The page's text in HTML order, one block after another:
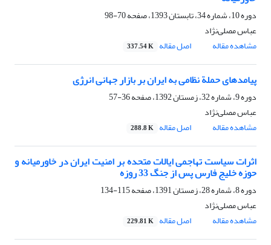
دوره 10، شماره 34، تابستان 1393، صفحه
70-98
عباس مصلی‌نژاد
مشاهده مقاله
اصل مقاله 337.54 K
پیامدهای حملة نظامی به ایران بر بازار جهانی انرژی
دوره 9، شماره 32، زمستان 1392، صفحه
36-57
عباس مصلی‌نژاد
مشاهده مقاله
اصل مقاله 288.8 K
اثرات سیاست تهاجمی ایالات متحده بر امنیت ایران در خاورمیانه و
حوزه خلیج فارس پس از جنگ 33 روزه
دوره 8، شماره 28، زمستان 1391، صفحه
115-134
عباس مصلی‌نژاد
مشاهده مقاله
اصل مقاله 229.81 K